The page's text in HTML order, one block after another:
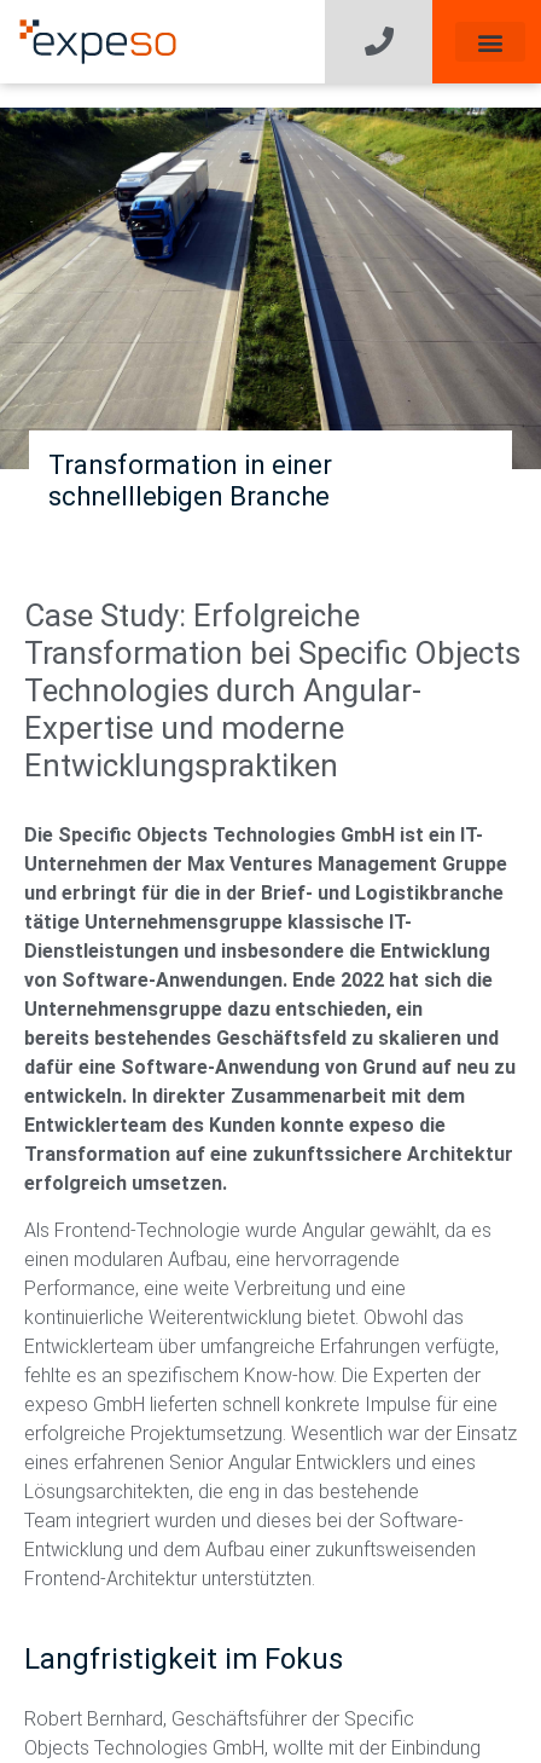
Transformation in einer
schnelllebigen Branche
Case Study: Erfolgreiche
Transformation bei Specific Objects
Technologies durch Angular-
Expertise und moderne
Entwicklungspraktiken
Die Specific Objects Technologies GmbH ist ein IT-
Unternehmen der Max Ventures Management Gruppe
und erbringt für die in der Brief- und Logistikbranche
tätige Unternehmensgruppe klassische IT-
Dienstleistungen und insbesondere die Entwicklung
von Software-Anwendungen. Ende 2022 hat sich die
Unternehmensgruppe dazu entschieden, ein
bereits bestehendes Geschäftsfeld zu skalieren und
dafür eine Software-Anwendung von Grund auf neu zu
entwickeln. In direkter Zusammenarbeit mit dem
Entwicklerteam des Kunden konnte expeso die
Transformation auf eine zukunftssichere Architektur
erfolgreich umsetzen.
Als Frontend-Technologie wurde Angular gewählt, da es
einen modularen Aufbau, eine hervorragende
Performance, eine weite Verbreitung und eine
kontinuierliche Weiterentwicklung bietet. Obwohl das
Entwicklerteam über umfangreiche Erfahrungen verfügte,
fehlte es an spezifischem Know-how. Die Experten der
expeso GmbH lieferten schnell konkrete Impulse für eine
erfolgreiche Projektumsetzung. Wesentlich war der Einsatz
eines erfahrenen Senior Angular Entwicklers und eines
Lösungsarchitekten, die eng in das bestehende
Team integriert wurden und dieses bei der Software-
Entwicklung und dem Aufbau einer zukunftsweisenden
Frontend-Architektur unterstützten.
Langfristigkeit im Fokus
Robert Bernhard, Geschäftsführer der Specific
Objects Technologies GmbH, wollte mit der Einbindung